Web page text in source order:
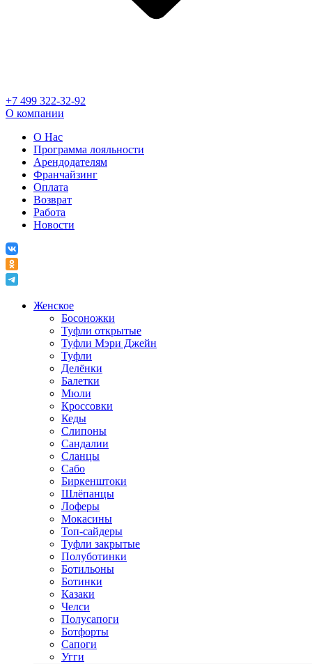
+7 499 322-32-92
О компании
О Нас
Программа лояльности
Арендодателям
Франчайзинг
Оплата
Возврат
Работа
Новости
Женское
Босоножки
Туфли открытые
Туфли Мэри Джейн
Туфли
Делёнки
Балетки
Мюли
Кроссовки
Кеды
Слипоны
Сандалии
Сланцы
Сабо
Биркенштоки
Шлёпанцы
Лоферы
Мокасины
Топ-сайдеры
Туфли закрытые
Полуботинки
Ботильоны
Ботинки
Казаки
Челси
Полусапоги
Ботфорты
Сапоги
Угги